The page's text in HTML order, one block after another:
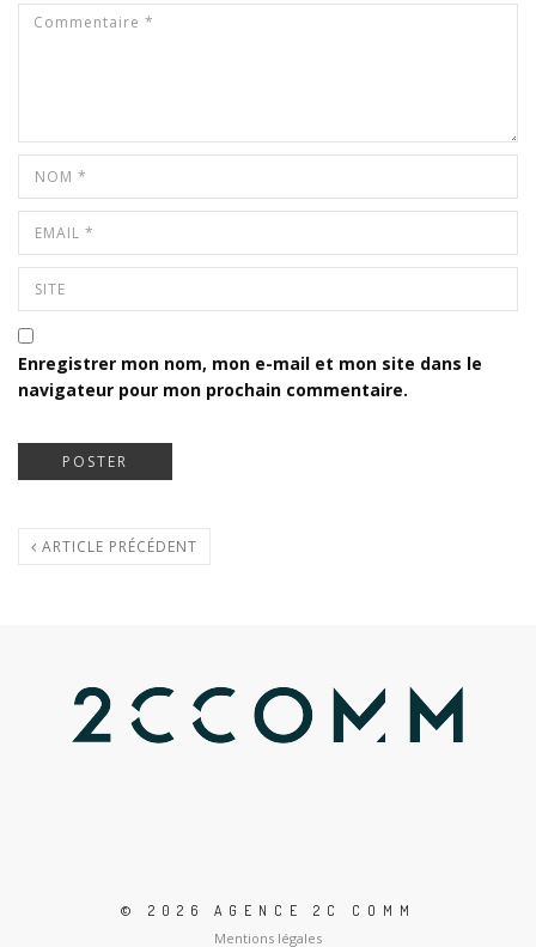
Enregistrer mon nom, mon e-mail et mon site dans le
navigateur pour mon prochain commentaire.
ARTICLE PRÉCÉDENT
© 2026 AGENCE 2C COMM
Mentions légales